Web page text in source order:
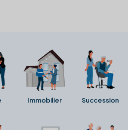
Immobilier Succession